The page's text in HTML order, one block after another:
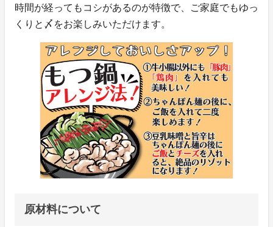
時間が経ってもコシがあるのが特徴で、ご家庭でもゆっ
くりと〆をお楽しみいただけます。
原材料について